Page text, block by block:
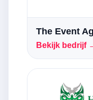
The Event
Bekijk bedrijf